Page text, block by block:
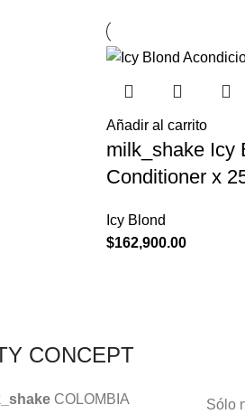
Añadir al carrito
milk_shake Icy
Conditioner x
Icy Blond
$162,900.00
CONCEPT
COLOMBIA Sólo